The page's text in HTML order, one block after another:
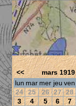
<< mars 1919
lun mar mer jeu ven
24 25 26 27 28
3
4 5 6 7